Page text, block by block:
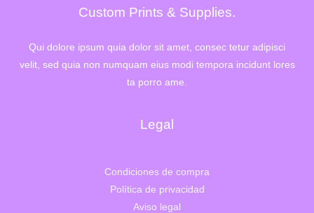
Custom Prints & Supplies.
Qui dolore ipsum quia dolor sit amet, consec tetur adipisci
velit, sed quia non numquam eius modi tempora incidunt lores
ta porro ame.
Legal
Condiciones de compra
Política de privacidad
Aviso legal